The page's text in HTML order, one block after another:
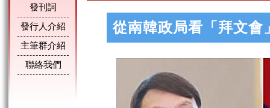
發刊詞
發行人介紹
主筆群介紹
聯絡我們
從南韓政局看「拜文會